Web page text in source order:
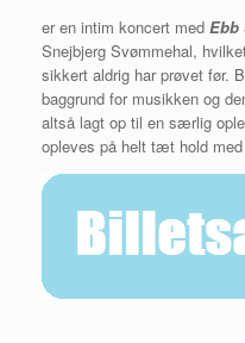
er en intim koncert med Ebb
Snejbjerg Svømmehal,
sikkert aldrig har prøvet før.
baggrund for musikken og
altså lagt op til en særlig
opleves på helt tæt hold med